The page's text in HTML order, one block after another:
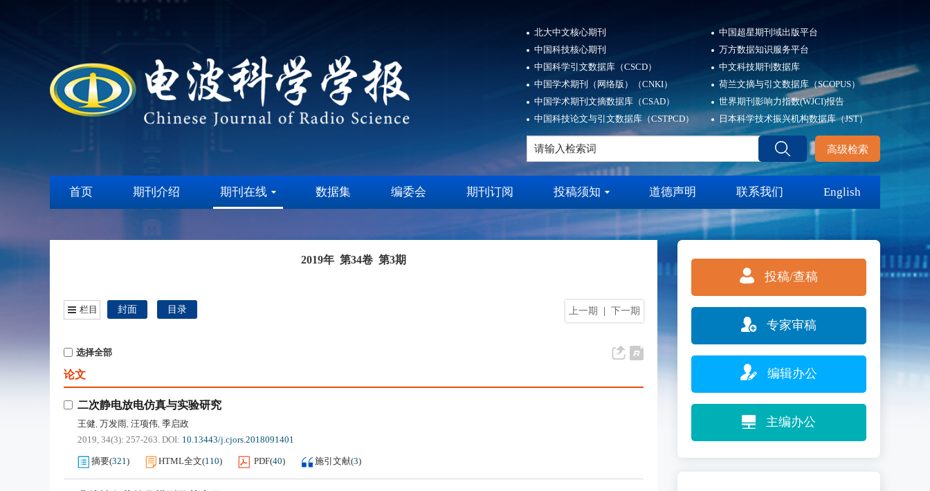
北大中文核心期刊
中国科技核心期刊
中国科学引文数据库（CSCD）
中国学术期刊（网络版）（CNKI）
中国学术期刊文摘数据库（CSAD）
中国科技论文与引文数据库（CSTPCD）
中国超星期刊域出版平台
万方数据知识服务平台
中文科技期刊数据库
荷兰文摘与引文数据库（SCOPUS）
世界期刊影响力指数(WJCI)报告
日本科学技术振兴机构数据库（JST）
高级检索
首页 期刊介绍 期刊在线 数据集 编委会 期刊订阅 投稿须知 道德声明 联系我们 English
2019年 第34卷 第3期
上一期 下一期
栏目 封面 目录
选择全部
论文
二次静电放电仿真与实验研究
王健, 万发雨, 汪项伟, 季启政
2019, 34(3): 257-263. DOI: 10.13443/j.cjors.2018091401
摘要(321) HTML全文(110) PDF(40) 施引文献(3)
投稿/查稿
专家审稿
编辑办公
主编办公